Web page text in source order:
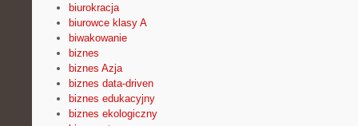
biurokracja
biurowce klasy A
biwakowanie
biznes
biznes Azja
biznes data-driven
biznes edukacyjny
biznes ekologiczny